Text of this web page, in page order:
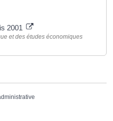
2001
et des études économiques